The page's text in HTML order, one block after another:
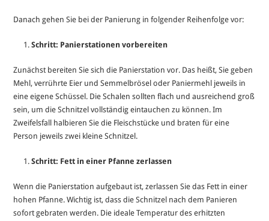
Danach gehen Sie bei der Panierung in folgender Reihenfolge vor:
Schritt: Panierstationen vorbereiten
Zunächst bereiten Sie sich die Panierstation vor. Das heißt, Sie geben
Mehl, verrührte Eier und Semmelbrösel oder Paniermehl jeweils in
eine eigene Schüssel. Die Schalen sollten flach und ausreichend groß
sein, um die Schnitzel vollständig eintauchen zu können. Im
Zweifelsfall halbieren Sie die Fleischstücke und braten für eine
Person jeweils zwei kleine Schnitzel.
Schritt: Fett in einer Pfanne zerlassen
Wenn die Panierstation aufgebaut ist, zerlassen Sie das Fett in einer
hohen Pfanne. Wichtig ist, dass die Schnitzel nach dem Panieren
sofort gebraten werden. Die ideale Temperatur des erhitzten